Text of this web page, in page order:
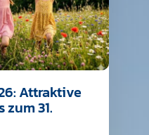
Attraktive
31.